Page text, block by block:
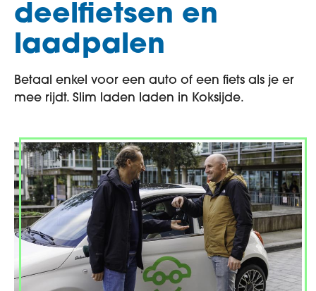
deelfietsen en
laadpalen
Betaal enkel voor een auto of een fiets als je er
mee rijdt. Slim laden laden in Koksijde.